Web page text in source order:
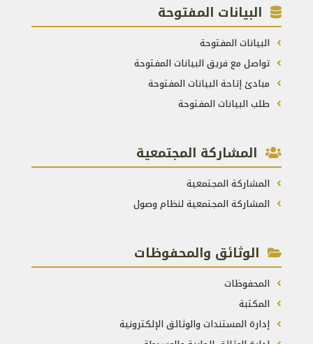
البيانات المفتوحة
البيانات المفتوحة
تواصل مع فريق البيانات المفتوحة
مبادئ إتاحة البيانات المفتوحة
طلب البيانات المفتوحة
المشاركة المجتمعية
المشاركة المجتمعية
المشاركة المجتمعية لنظام وصول
الوثائق والمحفوظات
المحفوظات
المكتبة
إدارة المستندات والوثائق الإلكترونية